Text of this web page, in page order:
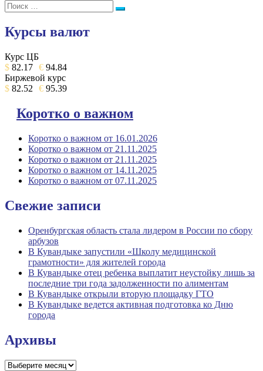
записей
Поиск:
Поиск
Курсы валют
Курс ЦБ
$ 82.17 € 94.84
Биржевой курс
$ 82.52 € 95.39
Коротко о важном
Коротко о важном от 16.01.2026
Коротко о важном от 21.11.2025
Коротко о важном от 21.11.2025
Коротко о важном от 14.11.2025
Коротко о важном от 07.11.2025
Свежие записи
Оренбургская область стала лидером в России по сбору
арбузов
В Кувандыке запустили «Школу медицинской
грамотности» для жителей города
В Кувандыке отец ребенка выплатит неустойку лишь за
последние три года задолженности по алиментам
В Кувандыке открыли вторую площадку ГТО
В Кувандыке ведется активная подготовка ко Дню
города
Архивы
Архивы